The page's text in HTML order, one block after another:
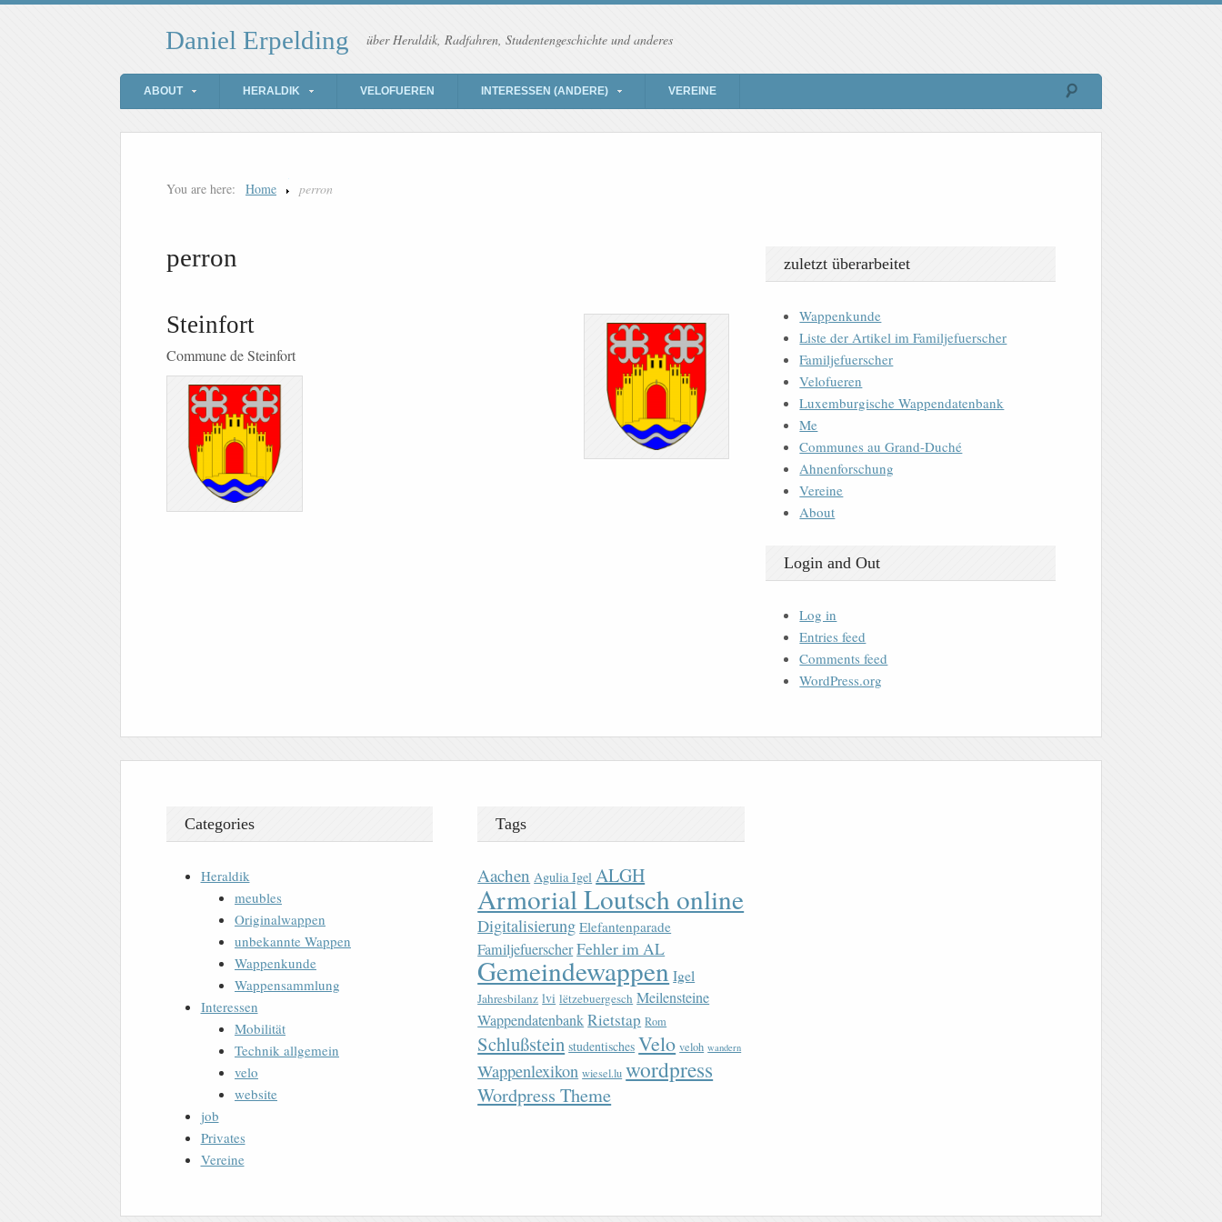
Daniel Erpelding über Heraldik, Radfahren, Studentengeschichte und anderes
ABOUT HERALDIK VELOFUEREN INTERESSEN (ANDERE) VEREINE
You are here: Home perron
perron
Steinfort
Commune de Steinfort
zuletzt überarbeitet
Wappenkunde
Liste der Artikel im Familjefuerscher
Familjefuerscher
Velofueren
Luxemburgische Wappendatenbank
Me
Communes au Grand-Duché
Ahnenforschung
Vereine
About
Login and Out
Log in
Entries feed
Comments feed
WordPress.org
Categories
Heraldik
meubles
Originalwappen
unbekannte Wappen
Wappenkunde
Wappensammlung
Interessen
Mobilität
Technik allgemein
velo
website
job
Privates
Vereine
Tags
Aachen Agulia Igel ALGH
Armorial Loutsch online
Digitalisierung Elefantenparade
FamiljefuerscherFehler im AL
Gemeindewappen Igel
Jahresbilanz lvi lëtzebuergesch Meilensteine
WappendatenbankRietstap Rom
Schlußstein studentisches Velo veloh wandern
Wappenlexikon wiesel.lu wordpress
Wordpress Theme